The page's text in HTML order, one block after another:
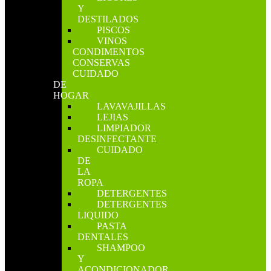
Y
DESTILADOS
PISCOS
VINOS
CONDIMENTOS
CONSERVAS
CUIDADO
DE
HOGAR
LAVAVAJILLAS
LEJIAS
LIMPIADOR
DESINFECTANTE
CUIDADO
DE
LA
ROPA
DETERGENTES
DETERGENTES
LIQUIDO
PASTA
DENTALES
SHAMPOO
Y